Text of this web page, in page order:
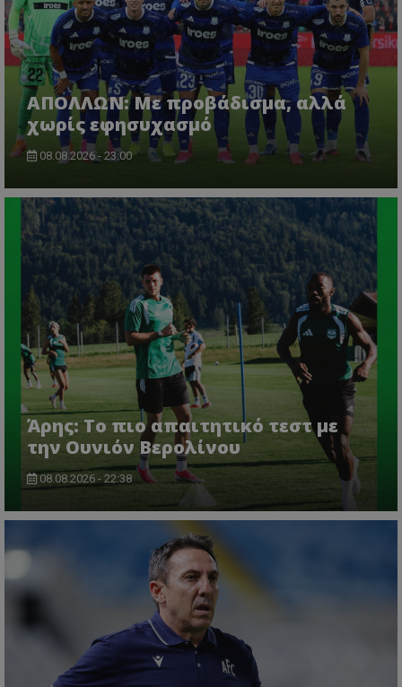
ΑΠΟΛΛΩΝ: Με προβάδισμα, αλλά
χωρίς εφησυχασμό
08.08.2026 - 23:00
Άρης: Το πιο απαιτητικό τεστ με
την Ουνιόν Βερολίνου
08.08.2026 - 22:38